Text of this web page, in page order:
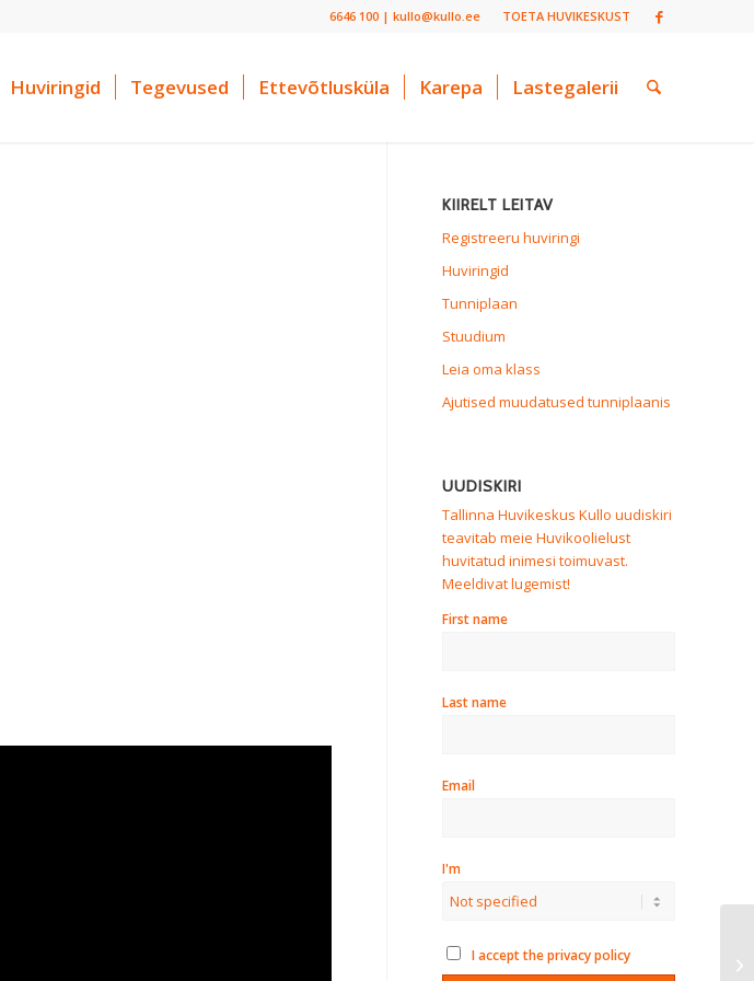
TOETA HUVIKESKUST
6646 100 | kullo@kullo.ee
Huviringid Tegevused Ettevõtlusküla Karepa Lastegalerii
KIIRELT LEITAV
Registreeru huviringi
Huviringid
Tunniplaan
Stuudium
Leia oma klass
Ajutised muudatused tunniplaanis
UUDISKIRI
Tallinna Huvikeskus Kullo uudiskiri
teavitab meie Huvikoolielust
huvitatud inimesi toimuvast.
Meeldivat lugemist!
First name
Last name
Email
I'm
I accept the privacy policy